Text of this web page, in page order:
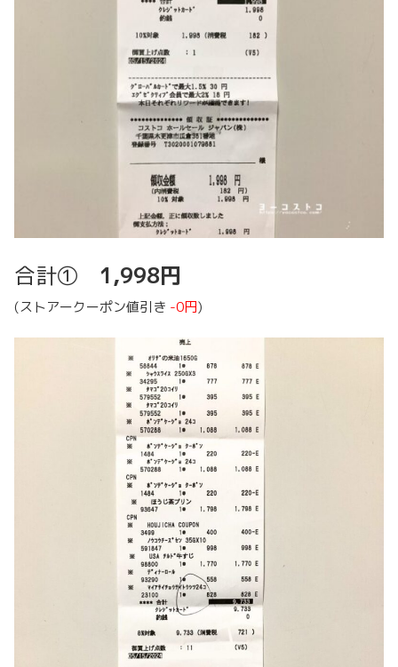
合計① 1,998円
(ストアークーポン値引き -0円)